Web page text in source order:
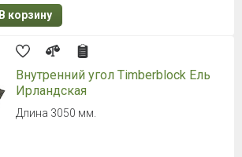
В корзину
Внутренний угол Timberblock Ель
Ирландская
Длина 3050 мм.